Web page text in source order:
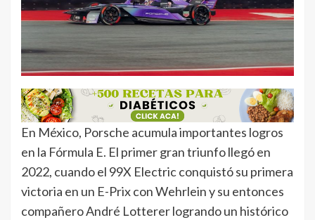
En México, Porsche acumula importantes logros
en la Fórmula E. El primer gran triunfo llegó en
2022, cuando el 99X Electric conquistó su primera
victoria en un E-Prix con Wehrlein y su entonces
compañero André Lotterer logrando un histórico